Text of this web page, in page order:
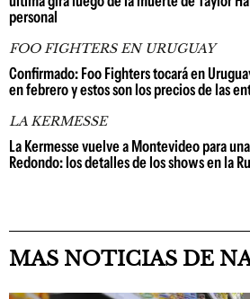
personal
FOO FIGHTERS EN URUGUAY
Confirmado: Foo Fighters tocará en
en febrero y estos son los precios de las
LA KERMESSE
La Kermesse vuelve a Montevideo para
Redondo: los detalles de los shows en la
MAS NOTICIAS DE